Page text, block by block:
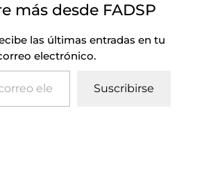
más desde FADSP
las últimas entradas en tu
electrónico.
Suscribirse